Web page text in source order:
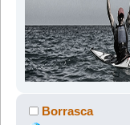
Borrasca